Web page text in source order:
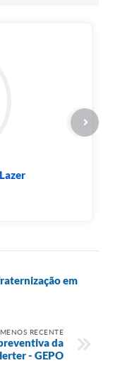
em
RECENTE
da
- GEPO